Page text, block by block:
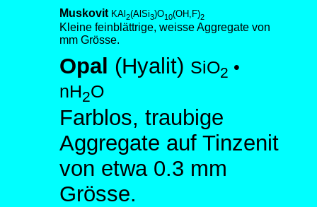
Muskovit KAl 2(AlSi3)O10(OH,F)2
Kleine feinblättrige, weisse Aggregate von
mm Grösse.
Opal (Hyalit) SiO2 •
nH2O
Farblos, traubige
Aggregate auf Tinzenit
von etwa 0.3 mm
Grösse.